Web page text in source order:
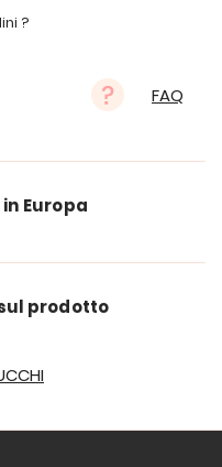
?
FAQ
Europa
prodotto